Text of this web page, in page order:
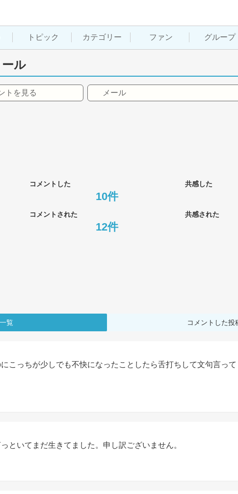
トピック カテゴリー ファン グループ
ル
トを見る メール
コメントした 共感した
10件
コメントされた 共感された
12件
覧 コメントした投
こっちが少しでも不快になったことしたら舌打ちして文句言っ
といてまだ生きてました。申し訳ございません。